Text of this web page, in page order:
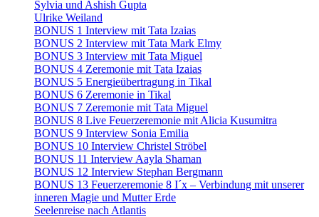
Sylvia und Ashish Gupta
Ulrike Weiland
BONUS 1 Interview mit Tata Izaias
BONUS 2 Interview mit Tata Mark Elmy
BONUS 3 Interview mit Tata Miguel
BONUS 4 Zeremonie mit Tata Izaias
BONUS 5 Energieübertragung in Tikal
BONUS 6 Zeremonie in Tikal
BONUS 7 Zeremonie mit Tata Miguel
BONUS 8 Live Feuerzeremonie mit Alicia Kusumitra
BONUS 9 Interview Sonia Emilia
BONUS 10 Interview Christel Ströbel
BONUS 11 Interview Aayla Shaman
BONUS 12 Interview Stephan Bergmann
BONUS 13 Feuerzeremonie 8 I´x – Verbindung mit unserer
inneren Magie und Mutter Erde
Seelenreise nach Atlantis